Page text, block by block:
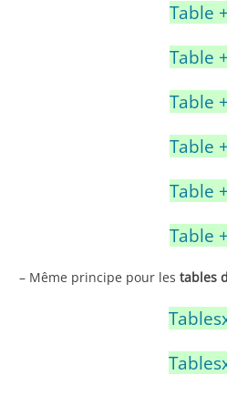
Table
Table
Table
Table
Table
Table
– Même principe pour les tables